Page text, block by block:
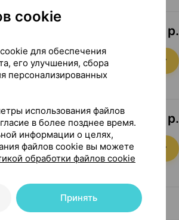
10,26 — 14,07 р.
Где купить В корзину
6,84 — 8,40 р.
Где купить В корзину
cookie
для обеспечения
его улучшения, сбора
персонализированных
использования файлов
в более позднее время.
информации о целях,
файлов cookie вы можете
обработки файлов cookie
Принять